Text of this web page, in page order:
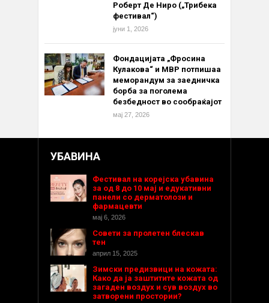
Роберт Де Ниро („Трибека
фестивал“)
јуни 1, 2026
Фондацијата „Фросина
Кулакова“ и МВР потпишаа
меморандум за заедничка
борба за поголема
безбедност во сообраќајот
мај 27, 2026
УБАВИНА
Фестивал на корејска убавина
за од 8 до 10 мај и едукативни
панели со дерматолози и
фармацевти
мај 6, 2026
Совети за пролетен блескав
тен
април 15, 2025
Зимски предизвици на кожата:
Како да ја заштитите кожата од
загаден воздух и сув воздух во
затворени простории?